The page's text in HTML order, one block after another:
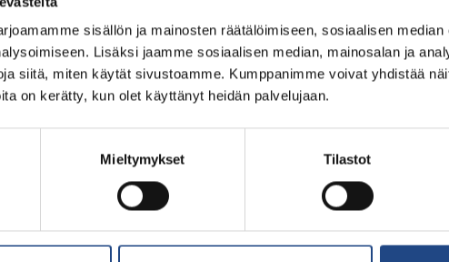
sisällön ja mainosten räätälöimiseen, sosiaalisen
Lisäksi jaamme sosiaalisen median, mainosalan ja
siitä, miten käytät sivustoamme. Kumppanimme voivat yhdistää
on kerätty, kun olet käyttänyt heidän palvelujaan.
Mieltymykset Tilastot